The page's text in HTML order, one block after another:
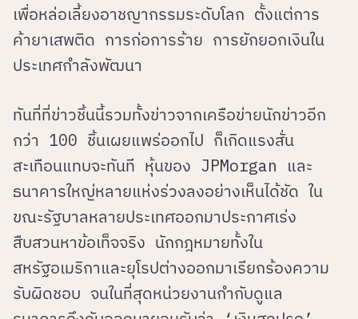
เพื่อหล่อเลี้ยงอาชญากรรมระดับโลก ตั้งแต่การ
ค้ายาเสพติด การก่อการร้าย การยักยอกเงินใน
ประเทศกำลังพัฒนา
ทันที่ที่ข่าวชิ้นนี้รวมทั้งข่าวจากเครือข่ายนักข่าวอีก
กว่า 100 ชิ้นเผยแพร่ออกไป ก็เกิดแรงสั่น
สะเทือนแทบจะทันที หุ้นของ JPMorgan และ
ธนาคารใหญ่หลายแห่งร่วงลงอย่างเห็นได้ชัด ใน
ขณะรัฐบาลหลายประเทศออกมาประกาศเร่ง
สืบสวนหาข้อเท็จจริง นักกฎหมายทั้งใน
สหรัฐอเมริกาและยุโรปต่างออกมาเรียกร้องความ
รับผิดชอบ จนในที่สุดหน่วยงานกำกับดูแล